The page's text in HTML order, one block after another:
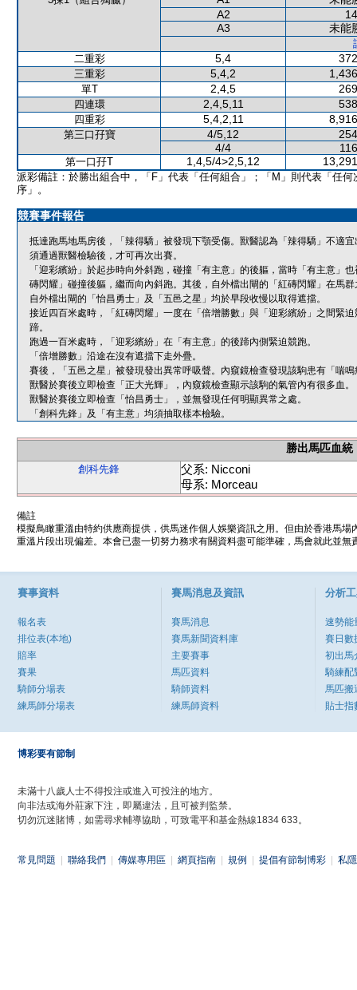
A2
A3
未能
二重彩
5,4
三重彩 5,4,2
單T 2,4,5
四連環 2,4,5,11
四重彩 5,4,2,11
第三口孖寶 4/5,12
4/4
第一口孖T 1,4,5/4>2,5,12
派彩備註：於勝出組合中，「F」代表「任何組合」；「M」則代表「任何
序」。
競賽事件報告
抵達跑馬地馬房後，「辣得驕」被發現下顎受傷。獸醫認為「辣得驕」不適
須通過獸醫檢驗後，才可再次出賽。
「迎彩繽紛」於起步時向外斜跑，碰撞「有主意」的後軀，當時「有主意」
磚閃耀」碰撞後軀，繼而向內斜跑。其後，自外檔出閘的「紅磚閃耀」在馬
自外檔出閘的「怡昌勇士」及「五邑之星」均於早段收慢以取得遮擋。
接近四百米處時，「紅磚閃耀」一度在「倍增勝數」與「迎彩繽紛」之間緊
蹄。
跑過一百米處時，「迎彩繽紛」在「有主意」的後蹄內側緊迫競跑。
「倍增勝數」沿途在沒有遮擋下走外疊。
賽後，「五邑之星」被發現發出異常呼吸聲。內窺鏡檢查發現該駒患有「喘
獸醫於賽後立即檢查「正大光輝」，內窺鏡檢查顯示該駒的氣管內有很多血
獸醫於賽後立即檢查「怡昌勇士」，並無發現任何明顯異常之處。
「創科先鋒」及「有主意」均須抽取樣本檢驗。
勝出馬匹血統
創科先鋒
父系: Nicconi
母系: Morceau
備註
模擬鳥瞰重溫由特約供應商提供，供馬迷作個人娛樂資訊之用。但由於香港馬
重溫片段出現偏差。本會已盡一切努力務求有關資料盡可能準確，馬會就此並
賽事資料
報名表
排位表(本地)
賠率
賽果
騎師分場表
練馬師分場表
賽馬消息及資訊
賽馬消息
賽馬新聞資料庫
主要賽事
馬匹資料
騎師資料
練馬師資料
分析
速勢能
賽日數
初出馬
騎練配
馬匹搬
貼士指
博彩要有節制
未滿十八歲人士不得投注或進入可投注的地方。
向非法或海外莊家下注，即屬違法，且可被判監禁。
切勿沉迷賭博，如需尋求輔導協助，可致電平和基金熱線1834 633。
常見問題 聯絡我們 傳媒專用區 網頁指南 規例 提倡有節制博彩 私